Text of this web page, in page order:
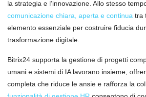
la strategia e l’innovazione. Allo stesso
comunicazione chiara, aperta e continua tra
elemento essenziale per costruire fiducia
trasformazione digitale.
Bitrix24 supporta la gestione di progetti
umani e sistemi di IA lavorano insieme,
completa che riduce le ansie e rafforza la